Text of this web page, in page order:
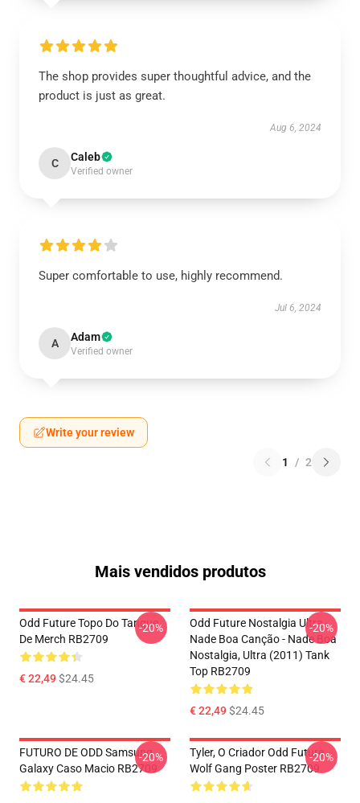
The shop provides super thoughtful advice, and the
product is just as great.
Aug 6, 2024
C Caleb
Verified owner
Super comfortable to use, highly recommend.
Jul 6, 2024
A Adam
Verified owner
Write your review
1 / 2
Mais vendidos produtos
Odd Future Topo Do Tanque
De Merch RB2709
€ 22,49$24.45
-20%
Odd Future Nostalgia Ultra -
Nade Boa Canção - Nade Boa
Nostalgia, Ultra (2011) Tank
Top RB2709
€ 22,49$24.45
-20%
FUTURO DE ODD Samsung
Galaxy Caso Macio RB2709
-20%
Tyler, O Criador Odd Future
Wolf Gang Poster RB2709
-20%